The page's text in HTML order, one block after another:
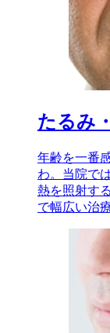
たるみ
年齢を一番
わ。当院で
熱を照射す
で幅広い治